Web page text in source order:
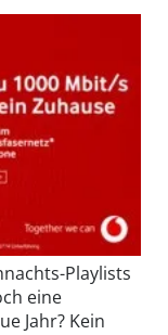
Playlists
eine
Jahr? Kein